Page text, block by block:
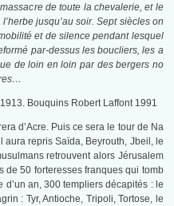
de toute la chevalerie, et le
jusqu’au soir. Sept siècles on
et de silence pendant lesquel
par-dessus les boucliers, les a
de loin en loin par des bergers no
Bouquins Robert Laffont 1991
d’Acre. Puis ce sera le tour de Na
repris Saïda, Beyrouth, Jbeil, le
retrouvent alors Jérusalem
de 50 forteresses franques qui tomb
d’un an, 300 templiers décapités : le
: Tyr, Antioche, Tripoli, Tortose, le